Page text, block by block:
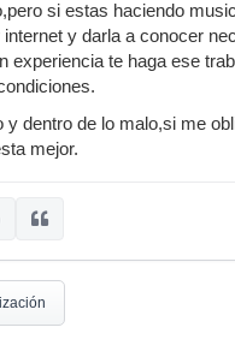
si estas haciendo
internet y darla a conocer
experiencia te haga ese
y dentro de lo malo,si me
mejor.